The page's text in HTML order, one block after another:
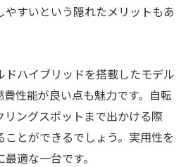
すいという隠れたメリットもあ
ハイブリッドを搭載したモデル
性能が良い点も魅力です。自転
ングスポットまで出かける際
とができるでしょう。実用性を
適な一台です。